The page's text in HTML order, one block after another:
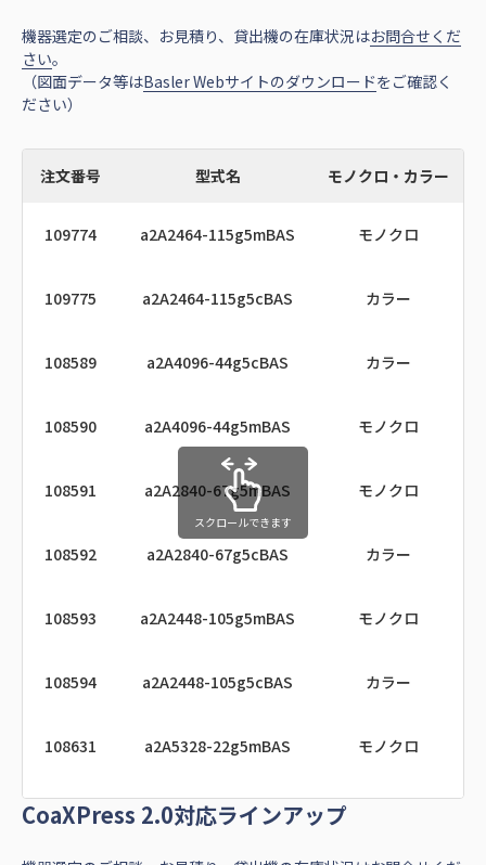
108166 a2A4504-18ucPRO カラー
108171
108172 a2A5320-23ucBAS カラー
108175 a2A5320-23umPRO モノクロ
108176 a2A5320-23ucPRO カラー
108362 a2A4200-40umBAS モノクロ
108363 a2A4200-40ucBAS カラー
108364 a2A4200-40umPRO モノクロ
108365 a2A4200-40ucPRO カラー
108370 a2A2600-64umBAS モノクロ
108371 a2A2600-64ucBAS カラー
108372 a2A2600-64umPRO モノクロ
108373 a2A2600-64ucPRO
108030 a2A2590-22gmBAS モノクロ
108031
108117 a2A5328-4gmBAS モノクロ
108118 a2A5328-4gcBAS カラー
108121 a2A5328-4gmPRO モノクロ
108122 a2A5328-4gcPRO カラー
108127 a2A3840-13gmPRO モノクロ
108128 a2A3840-13gcPRO カラー
108131 a2A2590-22gmPRO モノクロ
108132 a2A2590-22gcPRO カラー
108163 a2A4504-5gmBAS モノクロ
108164 a2A4504-5gcBAS カラー
108167 a2A4504-5gmPRO モノクロ
機器選定のご相談、お見積り、貸出機の在庫状況はお問合せくだ
さい。
（図面データ等はBasler Webサイトのダウンロードをご確認く
ださい）
注文番号 型式名 モノクロ・カラー
109774 a2A2464-115g5mBAS モノクロ
109775 a2A2464-115g5cBAS カラー
108589 a2A4096-44g5cBAS カラー
108590 a2A4096-44g5mBAS モノクロ
108591 a2A2840-67g5mBAS モノクロ
108592 a2A2840-67g5cBAS カラー
108593 a2A2448-105g5mBAS モノクロ
108594 a2A2448-105g5cBAS カラー
108631 a2A5328-22g5mBAS モノクロ
108632 a2A5328-22g5cBAS
スクロールできます
CoaXPress 2.0対応ラインアップ